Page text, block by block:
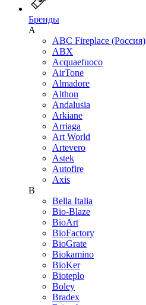
Бренды
A
ABC Fireplace (Россия)
ABX
Acquaefuoco
AirTone
Almadore
Althon
Andalusia
Arkiane
Arriaga
Art World
Artevero
Astek
Autofire
Axis
B
Bella Italia
Bio-Blaze
BioArt
BioFactory
BioGrate
Biokamino
BioKer
Bioteplo
Boley
Bradex